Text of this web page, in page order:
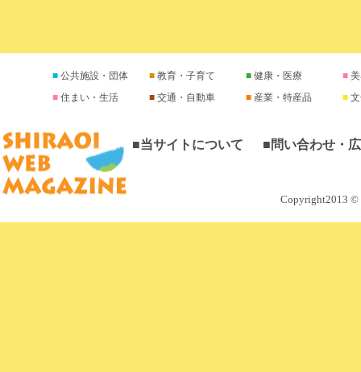
公共施設・団体 教育・子育て 健康・医療
住まい・生活
交通・自動車 産業・特産品
■当サイトについて ■問い合わせ・
Copyright2013 ©